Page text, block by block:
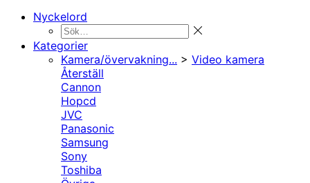
Nyckelord
Kategorier
Kamera/övervakning... > Video kamera
Återställ
Cannon
Hopcd
JVC
Panasonic
Samsung
Sony
Toshiba